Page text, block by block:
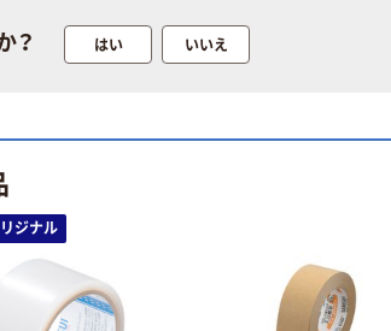
？ はい いいえ
ジナル